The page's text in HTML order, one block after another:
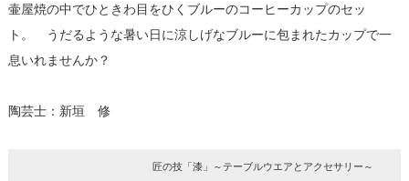
壷屋焼の中でひときわ目をひくブルーのコーヒーカップのセッ
ト。 うだるような暑い日に涼しげなブルーに包まれたカップで一
息いれませんか？
陶芸士：新垣 修
匠の技「漆」～テーブルウエアとアクセサリー～